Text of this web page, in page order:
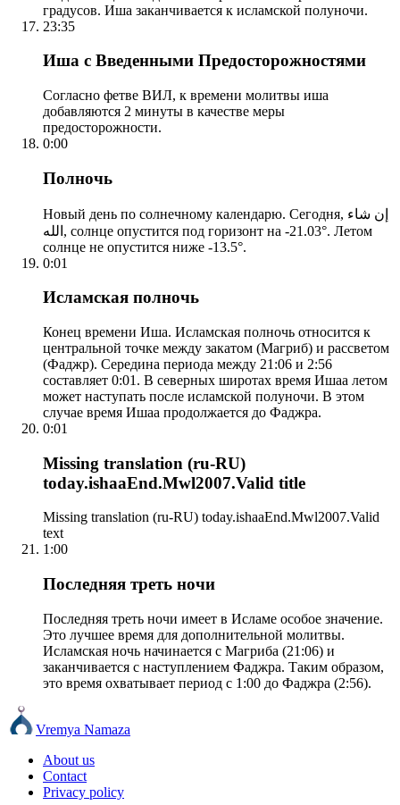
градусов. Иша заканчивается к исламской полуночи.
23:35
Иша с Введенными Предосторожностями
Согласно фетве ВИЛ, к времени молитвы иша
добавляются 2 минуты в качестве меры
предосторожности.
0:00
Полночь
Новый день по солнечному календарю. Сегодня, إن شاء
الله, солнце опустится под горизонт на -21.03°. Летом
солнце не опустится ниже -13.5°.
0:01
Исламская полночь
Конец времени Иша. Исламская полночь относится к
центральной точке между закатом (Магриб) и рассветом
(Фаджр). Середина периода между 21:06 и 2:56
составляет 0:01. В северных широтах время Ишаа летом
может наступать после исламской полуночи. В этом
случае время Ишаа продолжается до Фаджра.
0:01
Missing translation (ru-RU)
today.ishaaEnd.Mwl2007.Valid title
Missing translation (ru-RU) today.ishaaEnd.Mwl2007.Valid
text
1:00
Последняя треть ночи
Последняя треть ночи имеет в Исламе особое значение.
Это лучшее время для дополнительной молитвы.
Исламская ночь начинается с Магриба (21:06) и
заканчивается с наступлением Фаджра. Таким образом,
это время охватывает период с 1:00 до Фаджра (2:56).
Vremya Namaza
About us
Contact
Privacy policy